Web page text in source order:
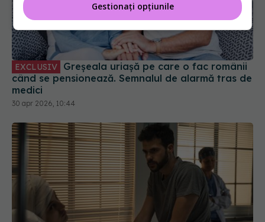
EXCLUSIV
când se pensionează. Semnalul de alarmă tras de
medici
30 apr 2026, 10:44
Gestionați opțiunile